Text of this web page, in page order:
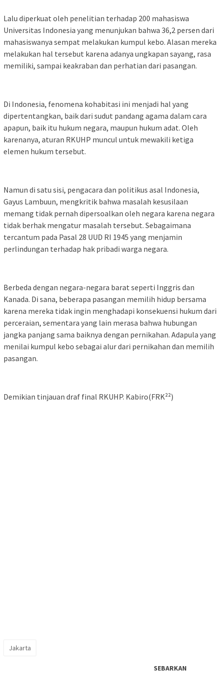
Lalu diperkuat oleh penelitian terhadap 200 mahasiswa
Universitas Indonesia yang menunjukan bahwa 36,2 persen dari
mahasiswanya sempat melakukan kumpul kebo. Alasan mereka
melakukan hal tersebut karena adanya ungkapan sayang, rasa
memiliki, sampai keakraban dan perhatian dari pasangan.
Di Indonesia, fenomena kohabitasi ini menjadi hal yang
dipertentangkan, baik dari sudut pandang agama dalam cara
apapun, baik itu hukum negara, maupun hukum adat. Oleh
karenanya, aturan RKUHP muncul untuk mewakili ketiga
elemen hukum tersebut.
Namun di satu sisi, pengacara dan politikus asal Indonesia,
Gayus Lambuun, mengkritik bahwa masalah kesusilaan
memang tidak pernah dipersoalkan oleh negara karena negara
tidak berhak mengatur masalah tersebut. Sebagaimana
tercantum pada Pasal 28 UUD RI 1945 yang menjamin
perlindungan terhadap hak pribadi warga negara.
Berbeda dengan negara-negara barat seperti Inggris dan
Kanada. Di sana, beberapa pasangan memilih hidup bersama
karena mereka tidak ingin menghadapi konsekuensi hukum dari
perceraian, sementara yang lain merasa bahwa hubungan
jangka panjang sama baiknya dengan pernikahan. Adapula yang
menilai kumpul kebo sebagai alur dari pernikahan dan memilih
pasangan.
Demikian tinjauan draf final RKUHP. Kabiro(FRK²²)
Jakarta
SEBARKAN